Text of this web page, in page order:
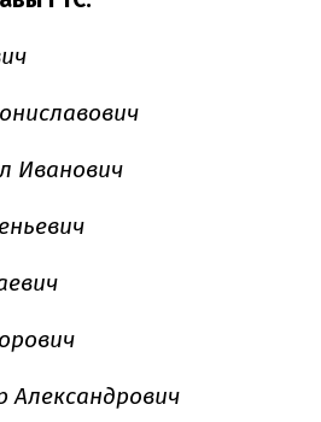
Иванович
Александрович